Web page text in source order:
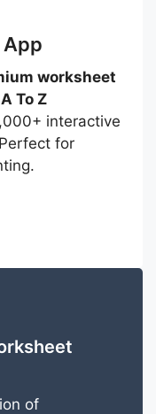
worksheet
A To Z
interactive
for
of